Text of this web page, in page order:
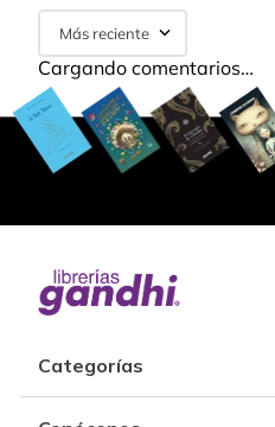
Más reciente
Cargando comentarios…
Categorías